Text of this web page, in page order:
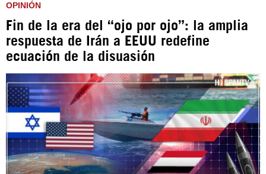
https://urmedium.com/c/hispantv
WhatsApp y Viber: +98 921 79 29 404
Instagram como: hispan_tv
https://www.facebook.com/Nexolatino.Canal
OPINIÓN
Fin de la era del “ojo por ojo”: la amplia
respuesta de Irán a EEUU redefine
ecuación de la disuasión